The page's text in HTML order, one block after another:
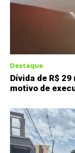
Destaque
Dívida de R$
motivo de